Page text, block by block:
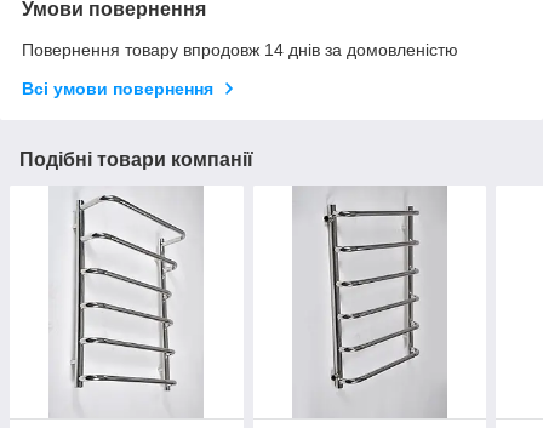
Умови повернення
Повернення товару впродовж 14 днів за домовленістю
Всі умови повернення
Подібні товари компанії